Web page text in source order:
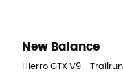
New Balance
Hierro GTX V9 -